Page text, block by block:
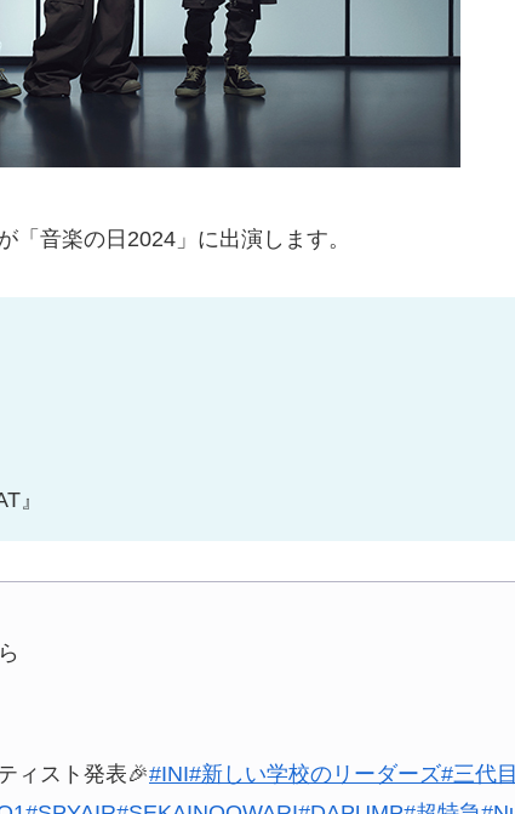
「音楽の日2024」に出演します。
』
ィスト発表🎉#INI#新しい学校のリーダーズ#三代目